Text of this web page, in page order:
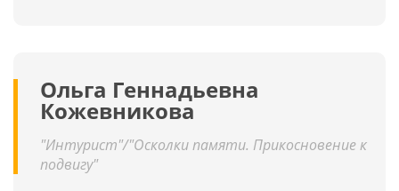
Ольга Геннадьевна
Кожевникова
"Интурист"/"Осколки памяти. Прикосновение к
подвигу"